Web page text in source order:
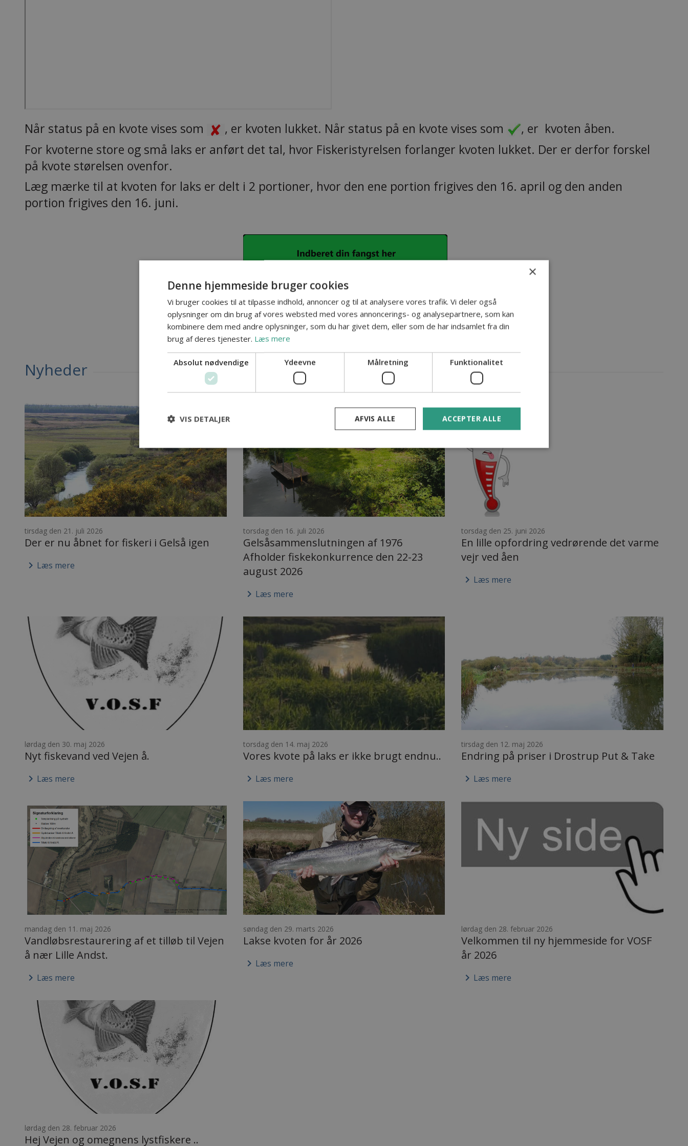
Når status på en kvote vises som , er kvoten lukket. Når status på en kvote vises som
, er kvoten åben.
For kvoterne store og små laks er anført det tal, hvor Fiskeristyrelsen forlanger kvoten lukket. Der er derfor forskel
på kvote størelsen ovenfor.
Læg mærke til at kvoten for laks er delt i 2 portioner, hvor den ene portion frigives den 16. april og den anden
portion frigives den 16. juni.
Nyheder
tirsdag den 21. juli 2026
Der er nu åbnet for fiskeri i Gelså igen
keyboard_arrow_right Læs mere
torsdag den 16. juli 2026
Gelsåsammenslutningen af 1976
Afholder fiskekonkurrence den 22-23
august 2026
keyboard_arrow_right Læs mere
torsdag den 25. juni 2026
En lille opfordring vedrørende det varme
vejr ved åen
keyboard_arrow_right Læs mere
lørdag den 30. maj 2026
Nyt fiskevand ved Vejen å.
keyboard_arrow_right Læs mere
torsdag den 14. maj 2026
Vores kvote på laks er ikke brugt endnu..
keyboard_arrow_right Læs mere
tirsdag den 12. maj 2026
Endring på priser i Drostrup Put & Take
keyboard_arrow_right Læs mere
mandag den 11. maj 2026
Vandløbsrestaurering af et tilløb til Vejen
å nær Lille Andst.
keyboard_arrow_right Læs mere
søndag den 29. marts 2026
Lakse kvoten for år 2026
keyboard_arrow_right Læs mere
lørdag den 28. februar 2026
Velkommen til ny hjemmeside for VOSF
år 2026
keyboard_arrow_right Læs mere
lørdag den 28. februar 2026
Hej Vejen og omegnens lystfiskere ..
×
Denne hjemmeside bruger cookies
Vi bruger cookies til at tilpasse indhold, annoncer og til at analysere vores trafik. Vi deler også
oplysninger om din brug af vores websted med vores annoncerings- og analysepartnere, som kan
kombinere dem med andre oplysninger, som du har givet dem, eller som de har indsamlet fra din
brug af deres tjenester. Læs mere
Absolut nødvendige Ydeevne Målretning Funktionalitet
ACCEPTER ALLE
AFVIS ALLE
VIS DETALJER